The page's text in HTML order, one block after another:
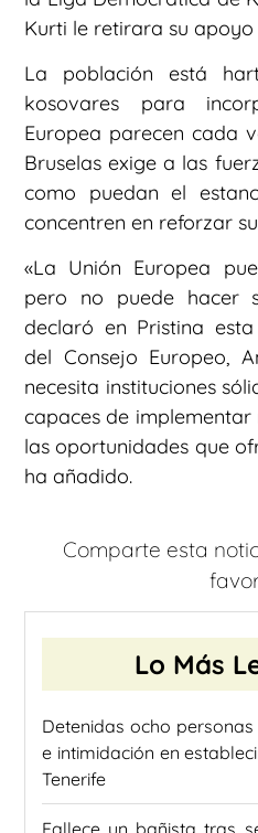
Kurti le retirara su
La población está
kosovares para
Europea parecen cada
Bruselas exige a las
como puedan el
concentren en reforzar
«La Unión Europea
pero no puede hacer
declaró en Pristina
del Consejo Europeo,
necesita instituciones
capaces de
las oportunidades que
ha añadido.
Comparte esta
Lo Más
Detenidas ocho
e intimidación en
Tenerife